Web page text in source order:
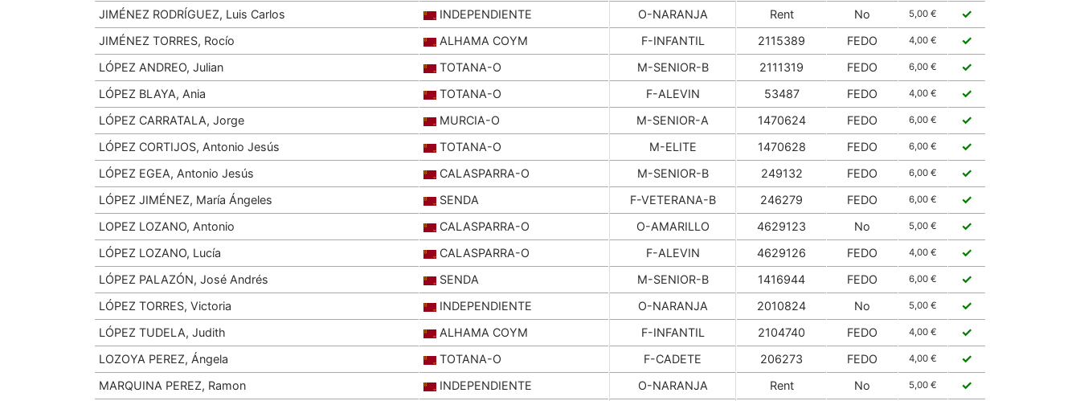
JIMÉNEZ RODRÍGUEZ, Luis Carlos INDEPENDIENTE O-NARANJA Rent No 5,00 € ✓
JIMÉNEZ TORRES, Rocío ALHAMA COYM F-INFANTIL 2115389 FEDO 4,00 € ✓
LÓPEZ ANDREO, Julian TOTANA-O M-SENIOR-B 2111319 FEDO 6,00 € ✓
LÓPEZ BLAYA, Ania TOTANA-O F-ALEVIN 53487 FEDO 4,00 € ✓
LÓPEZ CARRATALA, Jorge MURCIA-O M-SENIOR-A 1470624 FEDO 6,00 € ✓
LÓPEZ CORTIJOS, Antonio Jesús TOTANA-O M-ELITE 1470628 FEDO 6,00 € ✓
LÓPEZ EGEA, Antonio Jesús CALASPARRA-O M-SENIOR-B 249132 FEDO 6,00 € ✓
LÓPEZ JIMÉNEZ, María Ángeles SENDA F-VETERANA-B 246279 FEDO 6,00 € ✓
LOPEZ LOZANO, Antonio CALASPARRA-O O-AMARILLO 4629123 No 5,00 € ✓
LÓPEZ LOZANO, Lucía CALASPARRA-O F-ALEVIN 4629126 FEDO 4,00 € ✓
LÓPEZ PALAZÓN, José Andrés SENDA M-SENIOR-B 1416944 FEDO 6,00 € ✓
LÓPEZ TORRES, Victoria INDEPENDIENTE O-NARANJA 2010824 No 5,00 € ✓
LÓPEZ TUDELA, Judith ALHAMA COYM F-INFANTIL 2104740 FEDO 4,00 € ✓
LOZOYA PEREZ, Ángela TOTANA-O F-CADETE 206273 FEDO 4,00 € ✓
MARQUINA PEREZ, Ramon INDEPENDIENTE O-NARANJA Rent No 5,00 € ✓